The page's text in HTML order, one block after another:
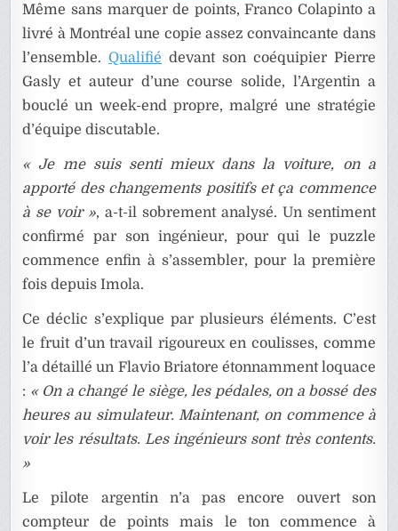
Même sans marquer de points, Franco Colapinto a
livré à Montréal une copie assez convaincante dans
l’ensemble.Qualifié devant son coéquipier Pierre
Gasly et auteur d’une course solide, l’Argentin a
bouclé un week-end propre, malgré une stratégie
d’équipe discutable.
« Je me suis senti mieux dans la voiture, on a
apporté des changements positifs et ça commence
à se voir », a-t-il sobrement analysé. Un sentiment
confirmé par son ingénieur, pour qui le puzzle
commence enfin à s’assembler, pour la première
fois depuis Imola.
Ce déclic s’explique par plusieurs éléments. C’est
le fruit d’un travail rigoureux en coulisses, comme
l’a détaillé un Flavio Briatore étonnamment loquace
: « On a changé le siège, les pédales, on a bossé des
heures au simulateur. Maintenant, on commence à
voir les résultats. Les ingénieurs sont très contents.
»
Le pilote argentin n’a pas encore ouvert son
compteur de points mais le ton commence à